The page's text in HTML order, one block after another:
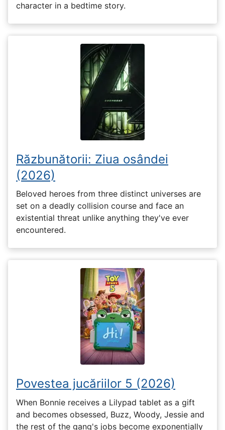
character in a bedtime story.
Răzbunătorii: Ziua osândei
(2026)
Beloved heroes from three distinct universes are
set on a deadly collision course and face an
existential threat unlike anything they've ever
encountered.
Povestea jucăriilor 5 (2026)
When Bonnie receives a Lilypad tablet as a gift
and becomes obsessed, Buzz, Woody, Jessie and
the rest of the gang's jobs become exponentially